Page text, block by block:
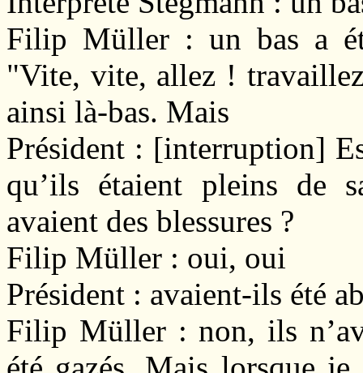
Filip Müller : un bas a
"Vite, vite, allez !
ainsi là-bas. Mais
Président : [interruption]
qu’ils étaient pleins de
avaient des blessures ?
Filip Müller : oui, oui
Président : avaient-ils été
Filip Müller : non, ils